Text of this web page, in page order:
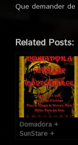
Que demander de
Related Posts:
Domadora +
SunStare +